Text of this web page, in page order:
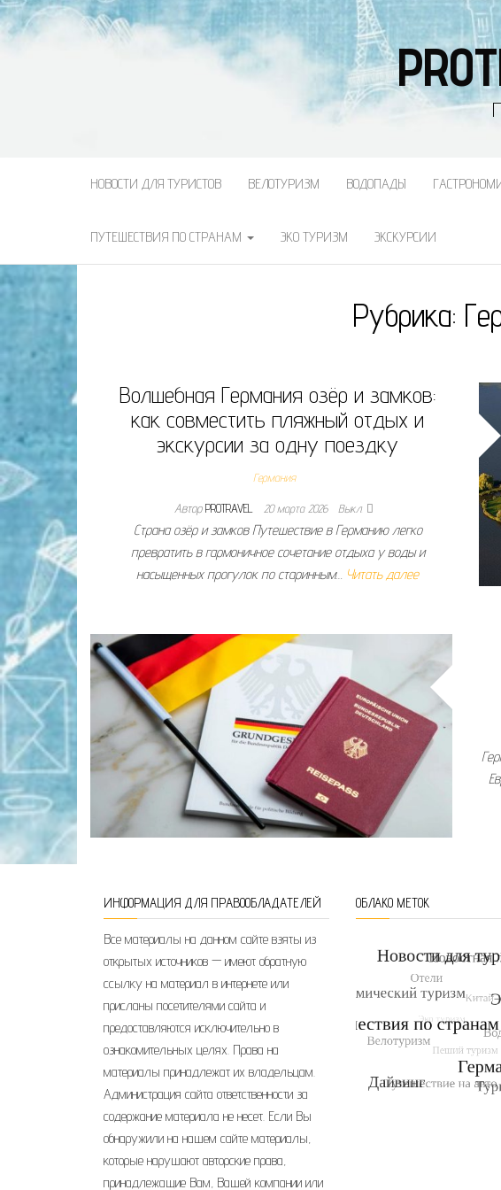
НОВОСТИ ДЛЯ ТУРИСТОВ ВЕЛОТУРИЗМ ВОДОПАДЫ
ПУТЕШЕСТВИЯ ПО СТРАНАМ ЭКО ТУРИЗМ ЭКСКУРСИИ
Рубрика:
Волшебная Германия озёр и замков:
как совместить пляжный отдых и
экскурсии за одну поездку​
Германия
АвторPROTRAVEL 20 марта 2026 Выкл.
Страна озёр и замков Путешествие в Германию легко
превратить в гармоничное сочетание отдыха у воды и
насыщенных прогулок по старинным… Читать далее
ИНФОРМАЦИЯ ДЛЯ ПРАВООБЛАДАТЕЛЕЙ
Все материалы на данном сайте взяты из
открытых источников — имеют обратную
ссылку на материал в интернете или
присланы посетителями сайта и
предоставляются исключительно в
ознакомительных целях. Права на
материалы принадлежат их владельцам.
Администрация сайта ответственности за
содержание материала не несет. Если Вы
обнаружили на нашем сайте материалы,
которые нарушают авторские права,
принадлежащие Вам, Вашей компании или
ОБЛАКО МЕТОК